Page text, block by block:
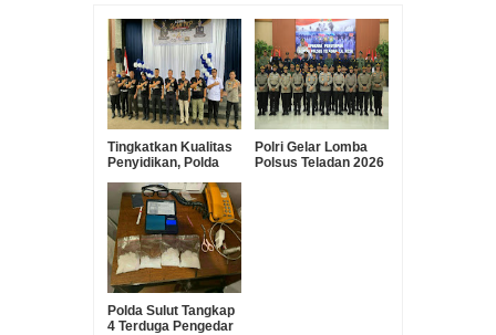
Tingkatkan Kualitas
Penyidikan, Polda
Olah TKP Antar
Polres
Polri Gelar Lomba
Polsus Teladan 2026
Polda Sulut Tangkap
4 Terduga Pengedar